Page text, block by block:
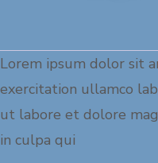
Lorem ipsum dolor sit
exercitation ullamco
ut labore et dolore
in culpa qui